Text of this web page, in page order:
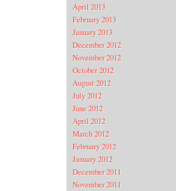
April 2013
February 2013
January 2013
December 2012
November 2012
October 2012
August 2012
July 2012
June 2012
April 2012
March 2012
February 2012
January 2012
December 2011
November 2011